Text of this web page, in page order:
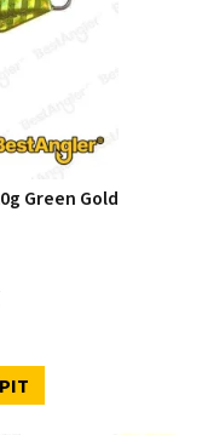
Green Gold